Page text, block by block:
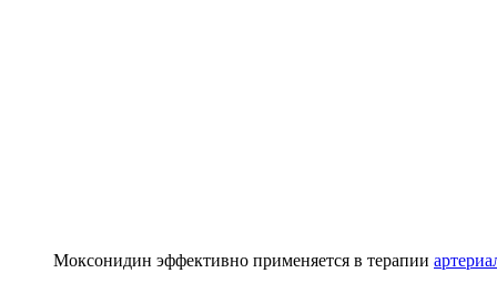
Моксонидин эффективно применяется в терапии